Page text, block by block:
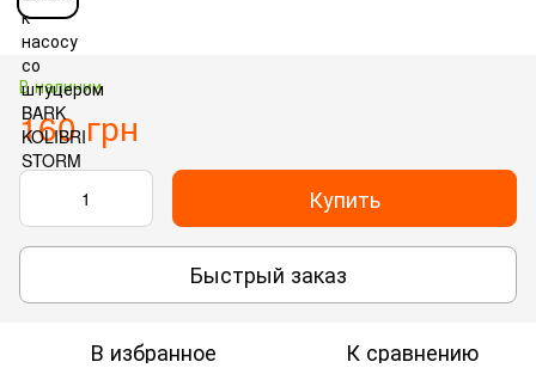
В наличии
160 грн
Купить
Быстрый заказ
В избранное К сравнению